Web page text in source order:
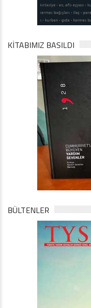
KİTABIMIZ BASILDI
BÜLTENLER